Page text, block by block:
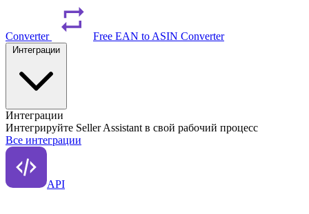
Converter Free EAN to ASIN Converter
Интеграции
Интегрируйте Seller Assistant в свой рабочий процесс
Все интеграции
API